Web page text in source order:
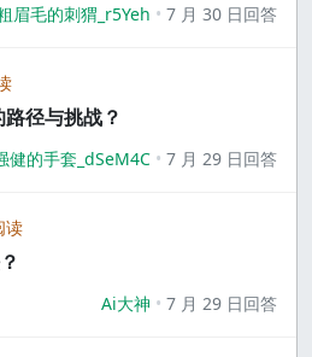
眉毛的刺猬_r5Yeh 7 月 30 日回答
径与挑战？
健的手套_dSeM4C 7 月 29 日回答
读
Ai大神 7 月 29 日回答